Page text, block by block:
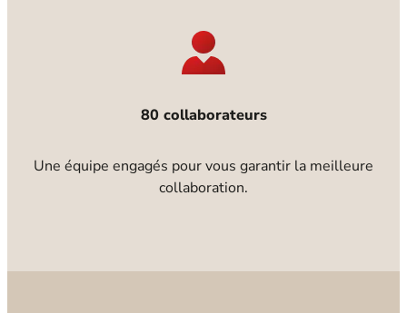
80 collaborateurs
Une équipe engagés pour vous garantir la meilleure
collaboration.